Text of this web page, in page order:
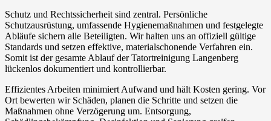
Schutz und Rechtssicherheit sind zentral. Persönliche
Schutzausrüstung, umfassende Hygienemaßnahmen und festgelegte
Abläufe sichern alle Beteiligten. Wir halten uns an offiziell gültige
Standards und setzen effektive, materialschonende Verfahren ein.
Somit ist der gesamte Ablauf der Tatortreinigung Langenberg
lückenlos dokumentiert und kontrollierbar.
Effizientes Arbeiten minimiert Aufwand und hält Kosten gering. Vor
Ort bewerten wir Schäden, planen die Schritte und setzen die
Maßnahmen ohne Verzögerung um. Entsorgung,